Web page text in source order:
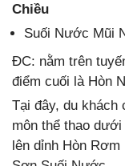
Chiều
Suối Nước Mũi
ĐC: nằm trên
điểm cuối là Hòn
Tại đây, du khách
môn thể thao
lên dỉnh Hòn Rơm